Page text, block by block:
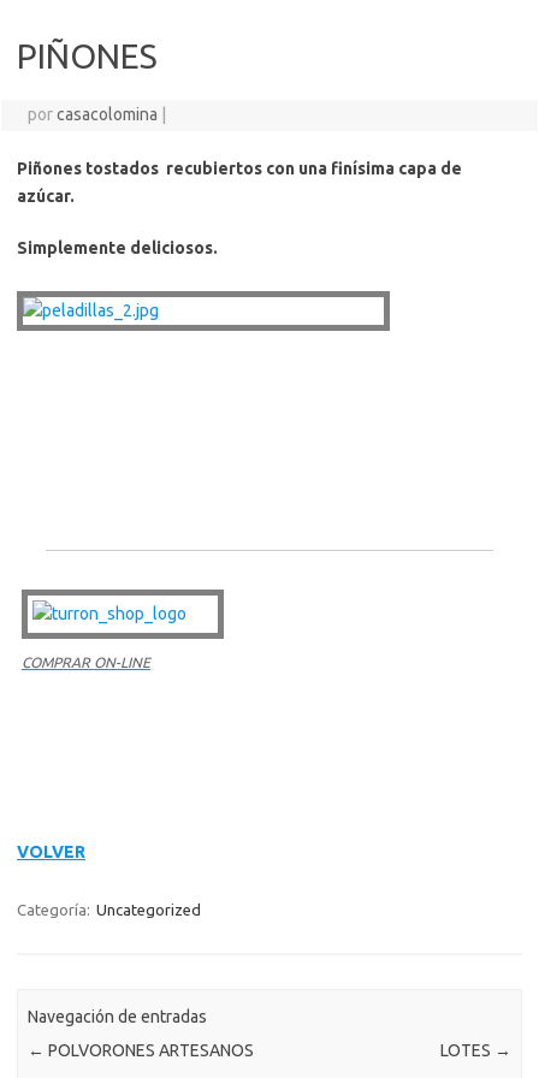
PIÑONES
porcasacolomina
Piñones tostados recubiertos con una finísima capa de
azúcar.
Simplemente deliciosos.
COMPRAR ON-LINE
VOLVER
Categoría: Uncategorized
Navegación de entradas
← POLVORONES ARTESANOS LOTES →